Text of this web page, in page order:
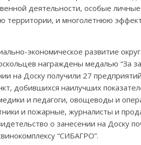
деятельности, особые личные
территории, и многолетнюю
экономическое развитие
награждены медалью “За
на Доску получили 27
добившихся наилучших
и педагоги, овощеводы и
и пожарные, журналисты и
о занесении на Доску
“СИБАГРО”.